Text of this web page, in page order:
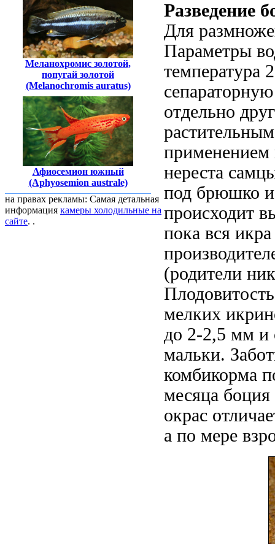
Меланохромис золотой,
попугай золотой
(Melanochromis auratus)
Афиосемион южный
(Aphyosemion australe)
на правах рекламы: Самая детальная
информация камеры холодильные на
сайте. .
Разведение
Для
Параметры
температура
отдельно
применением
нереста
под брюшко и
происходит
пока вся
(родители
мелких
до 2-2,5 мм и
мальки.
комбикорма
месяца
окрас
а по мере